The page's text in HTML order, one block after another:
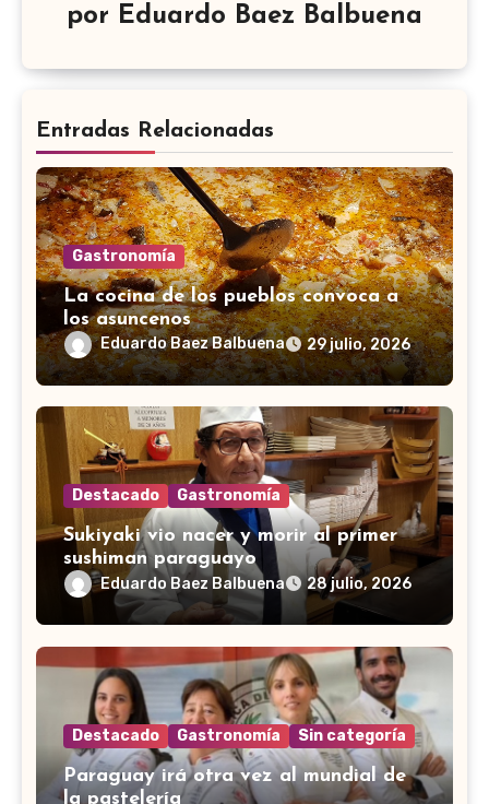
por Eduardo Baez Balbuena
Entradas Relacionadas
Gastronomía
La cocina de los pueblos convoca a
los asuncenos
Eduardo Baez Balbuena 29 julio, 2026
Destacado Gastronomía
Sukiyaki vio nacer y morir al primer
sushiman paraguayo
Eduardo Baez Balbuena 28 julio, 2026
Destacado Gastronomía Sin categoría
Paraguay irá otra vez al mundial de
la pastelería